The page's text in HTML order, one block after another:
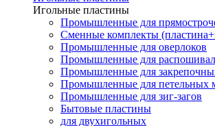
Игольные пластины
Промышленные для
Сменные комплекты
Промышленные для оверлоков
Промышленные для
Промышленные для
Промышленные для петельных
Промышленные для зиг-загов
Бытовые пластины
для двухигольных